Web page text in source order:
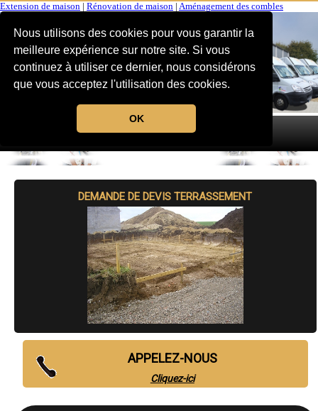
Nous utilisons des cookies pour vous garantir la
meilleure expérience sur notre site. Si vous
continuez à utiliser ce dernier, nous considérons
que vous acceptez l'utilisation des cookies.
OK
Extension de maison Rénovation de maison Aménagement des combles
MENU
DEMANDE DE DEVIS TERRASSEMENT
APPELEZ-NOUS
Cliquez-ici